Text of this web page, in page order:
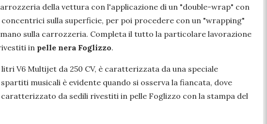
della vettura con l'applicazione di un "double-wrap" con
sulla superficie, per poi procedere con un "wrapping"
sulla carrozzeria. Completa il tutto la particolare lavorazione
in pelle nera Foglizzo.
V6 Multijet da 250 CV, è caratterizzata da una speciale
musicali è evidente quando si osserva la fiancata, dove
da sedili rivestiti in pelle Foglizzo con la stampa del